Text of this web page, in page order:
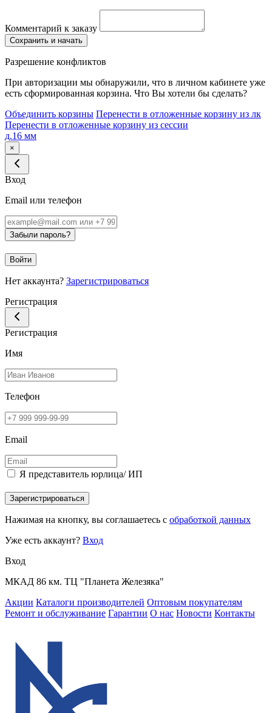
Комментарий к заказу
Сохранить и начать
Разрешение конфликтов
При авторизации мы обнаружили, что в личном кабинете уже
есть сформированная корзина. Что Вы хотели бы сделать?
Объединить корзины Перенести в отложенные корзину из лк
Перенести в отложенные корзину из сессии
д.16 мм
×
Вход
Email или телефон
Забыли пароль?
Войти
Нет аккаунта? Зарегистрироваться
Регистрация
Регистрация
Имя
Телефон
Email
Я представитель юрлица/ ИП
Зарегистрироваться
Нажимая на кнопку, вы соглашаетесь с обработкой данных
Уже есть аккаунт? Вход
Вход
МКАД 86 км. ТЦ "Планета Железяка"
Акции Каталоги производителей Оптовым покупателям
Ремонт и обслуживание Гарантии О нас Новости Контакты